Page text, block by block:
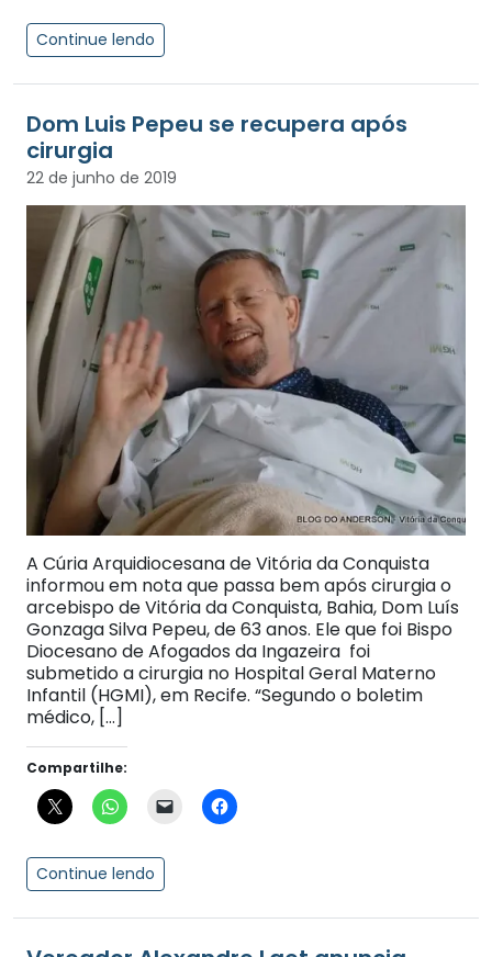
Continue lendo
Dom Luis Pepeu se recupera após
cirurgia
22 de junho de 2019
A Cúria Arquidiocesana de Vitória da Conquista
informou em nota que passa bem após cirurgia o
arcebispo de Vitória da Conquista, Bahia, Dom Luís
Gonzaga Silva Pepeu, de 63 anos. Ele que foi Bispo
Diocesano de Afogados da Ingazeira foi
submetido a cirurgia no Hospital Geral Materno
Infantil (HGMI), em Recife. “Segundo o boletim
médico, […]
Compartilhe:
Continue lendo